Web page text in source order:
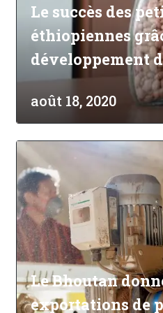
Le succès des
éthiopiennes
développement
août 18, 2020
Le Bhoutan
exportations de